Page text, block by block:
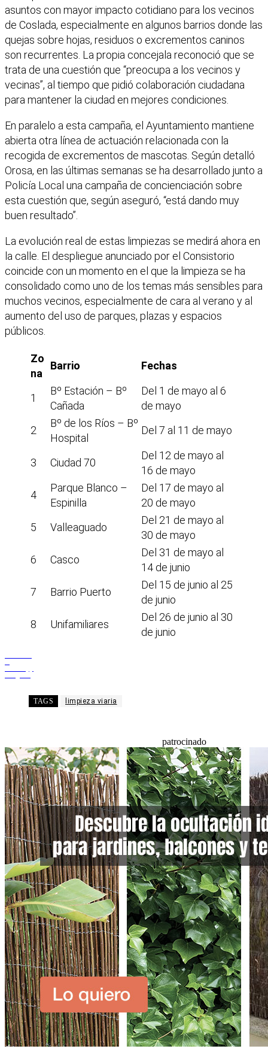
asuntos con mayor impacto cotidiano para los vecinos
de Coslada, especialmente en algunos barrios donde las
quejas sobre hojas, residuos o excrementos caninos
son recurrentes. La propia concejala reconoció que se
trata de una cuestión que “preocupa a los vecinos y
vecinas”, al tiempo que pidió colaboración ciudadana
para mantener la ciudad en mejores condiciones.
En paralelo a esta campaña, el Ayuntamiento mantiene
abierta otra línea de actuación relacionada con la
recogida de excrementos de mascotas. Según detalló
Orosa, en las últimas semanas se ha desarrollado junto a
Policía Local una campaña de concienciación sobre
esta cuestión que, según aseguró, “está dando muy
buen resultado”.
La evolución real de estas limpiezas se medirá ahora en
la calle. El despliegue anunciado por el Consistorio
coincide con un momento en el que la limpieza se ha
consolidado como uno de los temas más sensibles para
muchos vecinos, especialmente de cara al verano y al
aumento del uso de parques, plazas y espacios
públicos.
Zo
na
Barrio Fechas
1
Bº Estación – Bº
Cañada
Del 1 de mayo al 6
de mayo
2
Bº de los Ríos – Bº
Hospital
Del 7 al 11 de mayo
3 Ciudad 70
Del 12 de mayo al
16 de mayo
4
Parque Blanco –
Espinilla
Del 17 de mayo al
20 de mayo
5
Valleaguado
Del 21 de mayo al
30 de mayo
6
Casco
Del 31 de mayo al
14 de junio
7
Barrio Puerto
Del 15 de junio al 25
de junio
8
Unifamiliares
Del 26 de junio al 30
de junio
TAGS limpieza viaria
patrocinado